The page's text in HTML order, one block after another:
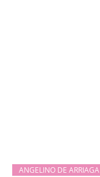
ANGELINO DE ARRIAGA